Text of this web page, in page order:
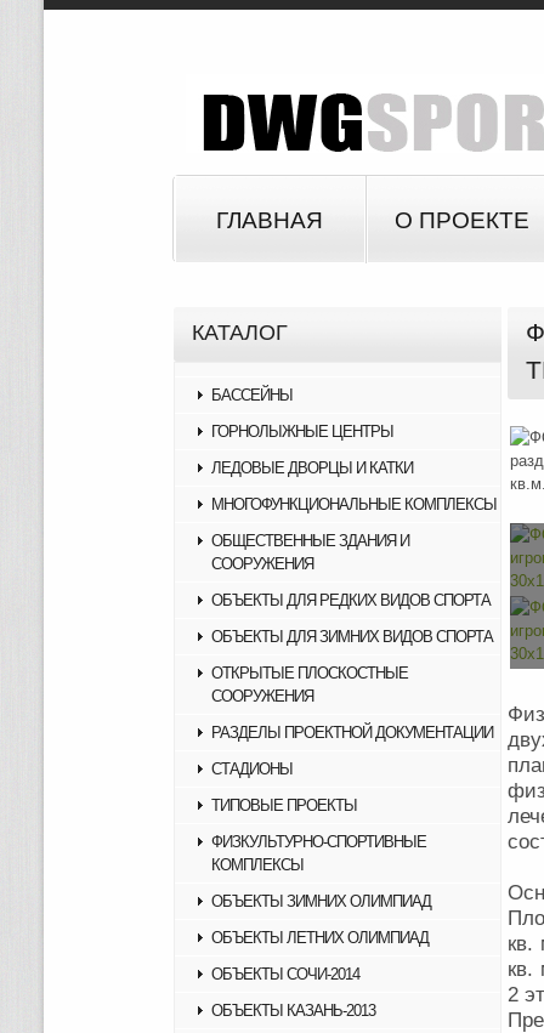
ГЛАВНАЯ О ПРОЕКТЕ
КАТАЛОГ
БАССЕЙНЫ
ГОРНОЛЫЖНЫЕ ЦЕНТРЫ
ЛЕДОВЫЕ ДВОРЦЫ И КАТКИ
МНОГОФУНКЦИОНАЛЬНЫЕ КОМПЛЕКСЫ
ОБЩЕСТВЕННЫЕ ЗДАНИЯ И
СООРУЖЕНИЯ
ОБЪЕКТЫ ДЛЯ РЕДКИХ ВИДОВ СПОРТА
ОБЪЕКТЫ ДЛЯ ЗИМНИХ ВИДОВ СПОРТА
ОТКРЫТЫЕ ПЛОСКОСТНЫЕ
СООРУЖЕНИЯ
РАЗДЕЛЫ ПРОЕКТНОЙ ДОКУМЕНТАЦИИ
СТАДИОНЫ
ТИПОВЫЕ ПРОЕКТЫ
ФИЗКУЛЬТУРНО-СПОРТИВНЫЕ
КОМПЛЕКСЫ
ОБЪЕКТЫ ЗИМНИХ ОЛИМПИАД
ОБЪЕКТЫ ЛЕТНИХ ОЛИМПИАД
ОБЪЕКТЫ СОЧИ-2014
ОБЪЕКТЫ КАЗАНЬ-2013
кв.
кв.
2